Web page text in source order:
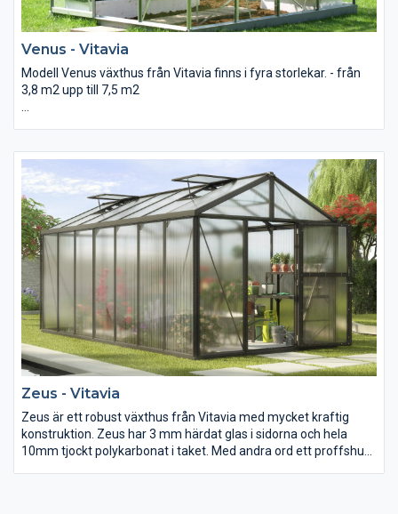
Venus - Vitavia
Modell Venus växthus från Vitavia finns i fyra storlekar. - från
3,8 m2 upp till 7,5 m2
upphängd på hjul för lätt öppning och stängning. Dörren kan
placeras med öppning åt höger eller vänster och spärras i
mellanläge för ventilation. Takkonstruktionen är förstärkt med
horisontella stag som ger en bra förstärkning om t.ex. snö blir
liggande på taket.
Zeus - Vitavia
Zeus är ett robust växthus från Vitavia med mycket kraftig
konstruktion. Zeus har 3 mm härdat glas i sidorna och hela
10mm tjockt polykarbonat i taket. Med andra ord ett proffshus